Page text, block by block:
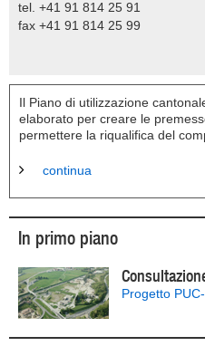
tel. +41 91 814 25 91
fax +41 91 814 25 99
Il Piano di utilizzazione
elaborato per creare le
permettere la riqualifica del
continua
In primo piano
Progetto